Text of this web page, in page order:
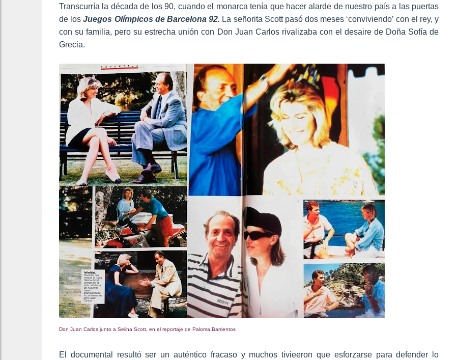
Transcurría la década de los 90, cuando el monarca tenía que hacer alarde de nuestro país a las puertas
de losJuegos Olímpicos de Barcelona 92. La señorita Scott pasó dos meses ‘conviviendo’ con el rey, y
con su familia, pero su estrecha unión con Don Juan Carlos rivalizaba con el desaire de Doña Sofía de
Grecia.
Don Juan Carlos junto a Selina Scott, en el reportaje de Paloma Barrientos
El documental resultó ser un auténtico fracaso y muchos tivieeron que esforzarse para defender lo